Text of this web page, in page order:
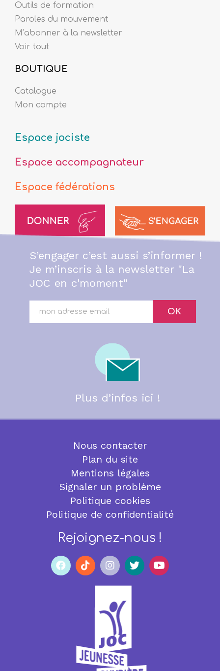
Outils de formation
Paroles du mouvement
M’abonner à la newsletter
Voir tout
BOUTIQUE
Catalogue
Mon compte
Espace jociste
Espace accompagnateur
Espace fédérations
S’engager c’est aussi s’informer !
Je m’inscris à la newsletter "La
JOC en c'moment"
OK
Plus d’infos ici !
Nous contacter
Plan du site
Mentions légales
Signaler un problème
Politique cookies
Politique de confidentialité
Rejoignez-nous !